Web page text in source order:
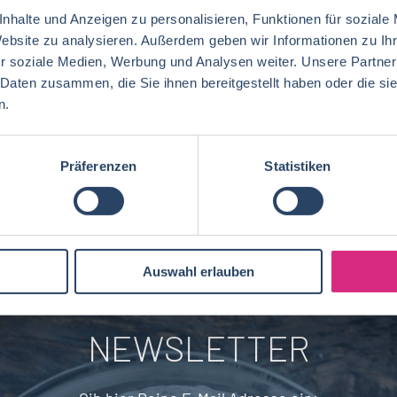
und Anzeigen zu personalisieren, Funktionen für soziale
zu analysieren. Außerdem geben wir Informationen zu
soziale Medien, Werbung und Analysen weiter. Unsere
zusammen, die Sie ihnen bereitgestellt haben oder die
Präferenzen Statistiken
Auswahl erlauben
Lebensmitteltechnologie 74
Ökotrophologie 60
Lebensmittelmanagement 38
BWL, WiWi 57
Betriebswirtschaft 71
Lebensmittelchemie 44
Agrarmanagement 22
Biotechnologie 20
Fleischtechnik
Mechatronik 7
Brauwesen 5
QM / QS 41
Logistik / SCM 7
Finanzen 5
Nachhaltigkeit
Baden-Württemberg 29
Rheinland-Pfalz 10
Berlin 6
Bremen 5
Brandenburg 4
Saarland 2
NEWSLETTER